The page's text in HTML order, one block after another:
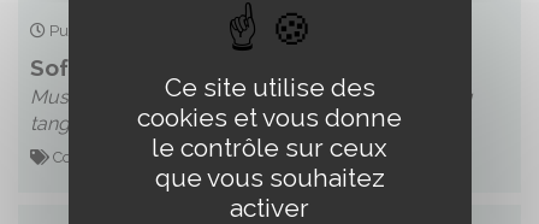
Publié le mardi 11 mai 2021
Softal forum - Décembre 2012
Musique, danse et neurones miroirs : l’exemple du
tango
Conférence / Musique
Ce site utilise des
cookies et vous donne
le contrôle sur ceux
que vous souhaitez
activer